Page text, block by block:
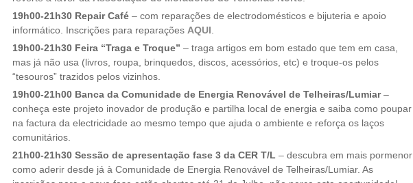
19h00-21h30 Repair Café – com reparações de electrodomésticos e bijuteria e apoio
informático. Inscrições para reparações AQUI
19h00-21h30 Feira “Traga e Troque” – traga artigos em bom estado que tem em casa,
mas já não usa (livros, roupa, brinquedos, discos, acessórios, etc) e troque-os pelos
“tesouros” trazidos pelos vizinhos.
19h00-21h00 Banca da Comunidade de Energia Renovável de Telheiras/Lumiar–
conheça este projeto inovador de produção e partilha local de energia e saiba como poupar
na factura da electricidade ao mesmo tempo que ajuda o ambiente e reforça os laços
comunitários.
21h00-21h30 Sessão de apresentação fase 3 da CER T/L – descubra em mais pormenor
como aderir desde já à Comunidade de Energia Renovável de Telheiras/Lumiar. As